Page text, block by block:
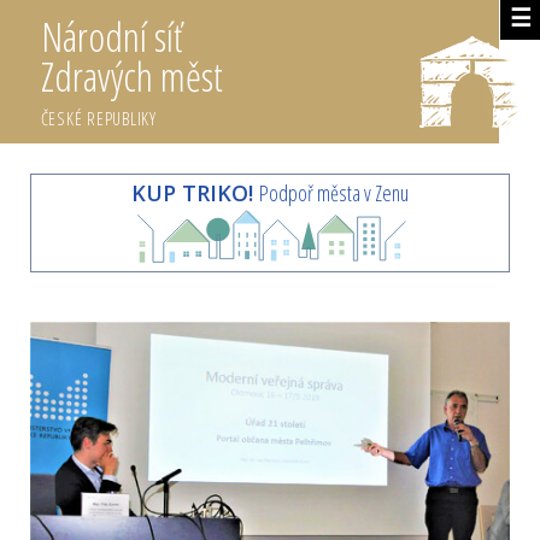
☰
Národní síť
Zdravých měst
ČESKÉ REPUBLIKY
KUP TRIKO! Podpoř města v Zenu